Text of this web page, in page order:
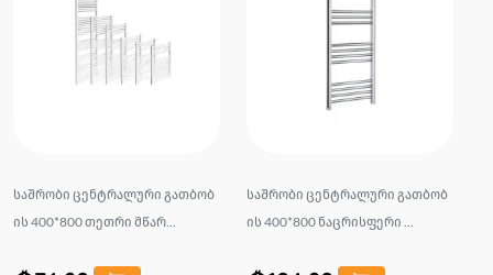
საშრობი ცენტრალური გათბობ
ის 400*800 თეთრი მწარ...
საშრობი ცენტრალური გათბობ
ის 400*800 ნაცრისფერი ...